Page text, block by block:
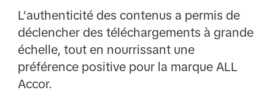
L’authenticité des contenus a permis de
déclencher des téléchargements à grande
échelle, tout en nourrissant une
préférence positive pour la marque ALL
Accor.